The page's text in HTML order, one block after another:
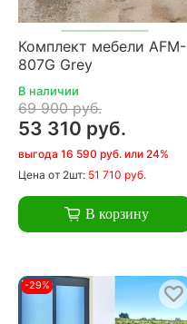
Комплект мебели AFM-
807G Grey
В наличии
69 900 руб.
53 310 руб.
выгода 16 590 руб. или 24%
Цена от 2шт: 51 710 руб.
В корзину
-29%